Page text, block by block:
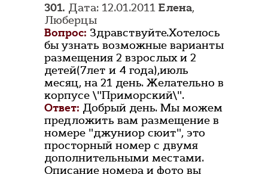
301. Дата: 12.01.2011 Елена,
Люберцы
Вопрос: Здравствуйте.Хотелось
бы узнать возможные варианты
размещения 2 взрослых и 2
детей(7лет и 4 года),июль
месяц, на 21 день. Желательно в
корпусе \"Приморский\".
Ответ: Добрый день. Мы можем
предложить вам размещение в
номере "джуниор сюит", это
просторный номер с двумя
дополнительными местами.
Описание номера и фото вы